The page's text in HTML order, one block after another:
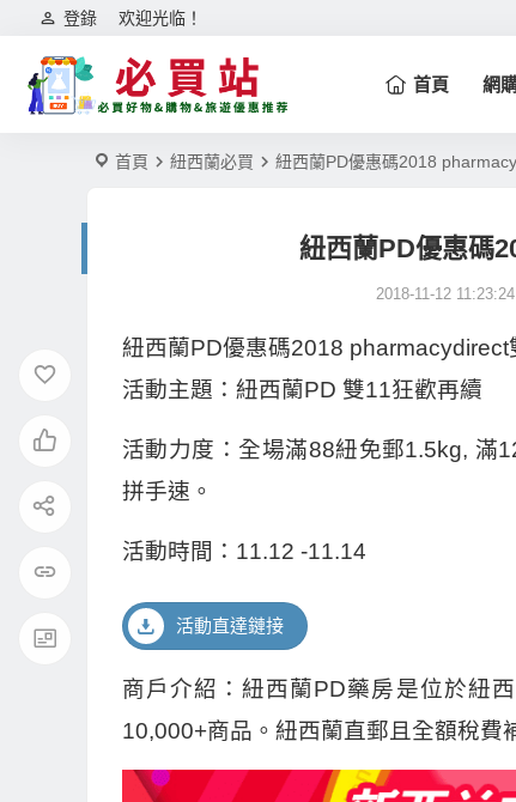
欢迎光临！
登錄
首頁 網
首頁 紐西蘭必買 紐西蘭PD優惠碼2018
紐西蘭PD優惠碼
2018-11-12 11:23:24
紐西蘭PD優惠碼2018 pharmacydirect
活動主題：紐西蘭PD 雙11狂歡再續
活動力度：全場滿88紐免郵1.5kg, 滿
拼手速。
活動時間：11.12 -11.14
活動直達鏈接
商戶介紹：紐西蘭PD藥房是位於紐
10,000+商品。紐西蘭直郵且全額稅費